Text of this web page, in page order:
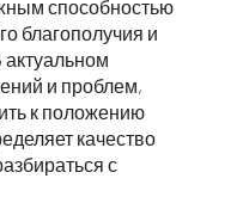
способностью
благополучия и
и проблем,
к положению
качество
с